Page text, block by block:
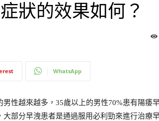
狀的效果如何？
WhatsApp
性越來越多，35歲以上的男性70%患有陽痿
部分早洩患者是通過服用必利勁來進行治療